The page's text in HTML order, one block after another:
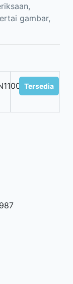
gambar,
Tersedia